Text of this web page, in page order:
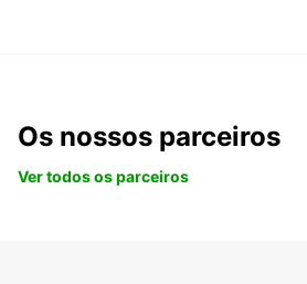
Os nossos parceiros
Ver todos os parceiros